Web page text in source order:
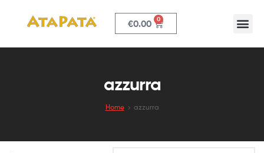
ATAPATA
€0.00 0
azzurra
Home azzurra